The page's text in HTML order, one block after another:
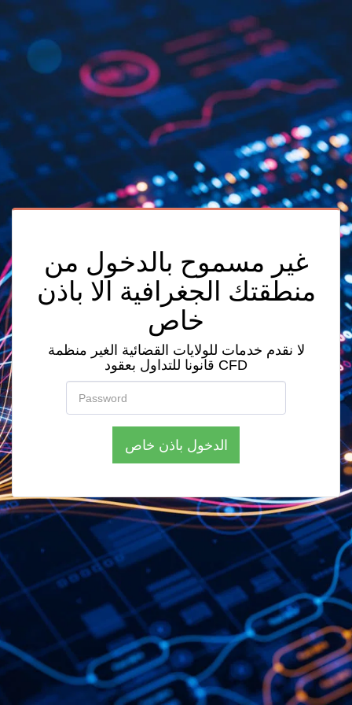
غير مسموح بالدخول من
منطقتك الجغرافية الا باذن
خاص
لا نقدم خدمات للولايات القضائية الغير منظمة
قانونا للتداول بعقود CFD
الدخول باذن خاص